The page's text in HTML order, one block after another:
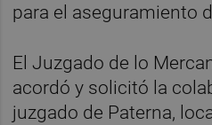
para el aseguramiento
El Juzgado de lo
acordó y solicitó la
juzgado de Paterna,